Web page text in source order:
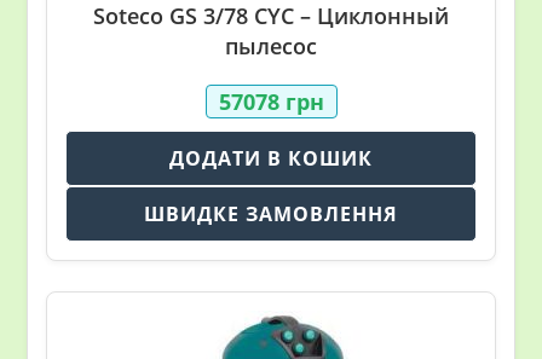
Soteco GS 3/78 CYC – Циклонный
пылесос
57078 грн
ДОДАТИ В КОШИК
ШВИДКЕ ЗАМОВЛЕННЯ